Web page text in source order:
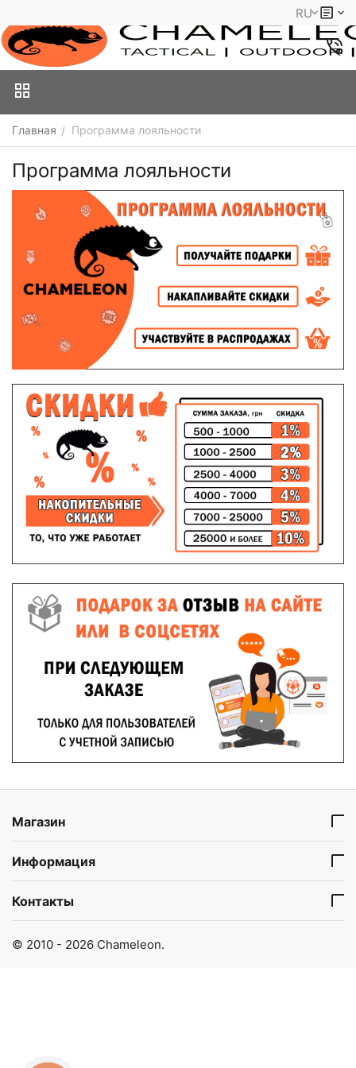
RU
Главная / Программа лояльности
Программа лояльности
Магазин
Информация
Контакты
© 2010 - 2026 Chameleon.